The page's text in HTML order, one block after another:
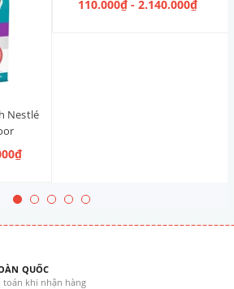
Nestlé
[Vị
110.000₫ - 2.140.000₫
QUỐC
toán khi nhận hàng